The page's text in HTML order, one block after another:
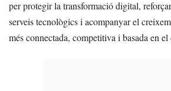
per protegir la transformació digital,
serveis tecnològics i acompanyar el
més connectada, competitiva i basada en